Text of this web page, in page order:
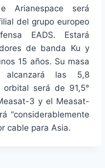
Arianespace será
del grupo europeo
EADS. Estará
de banda Ku y
15 años. Su masa
alcanzará las 5,8
será de 91,5°
3 y el Measat-
“considerablemente
cable para Asia.